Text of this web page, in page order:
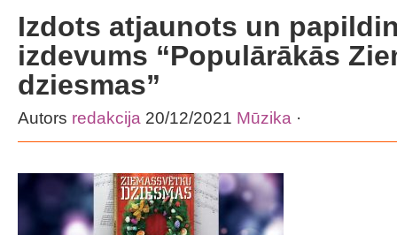
Izdots atjaunots un
izdevums “Populārākās
dziesmas”
Autors redakcija 20/12/2021 Mūzika ·